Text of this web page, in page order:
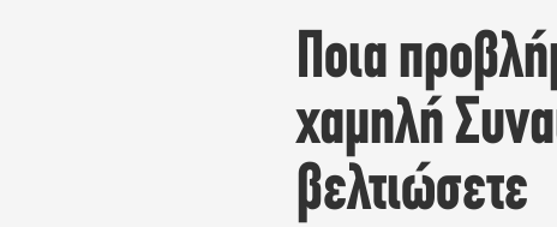
Ποια
χαμηλή
βελτιώσετε